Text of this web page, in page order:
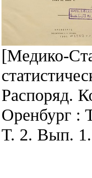
[Медико-
Распоряд.
Оренбург :
Т. 2. Вып. 1.